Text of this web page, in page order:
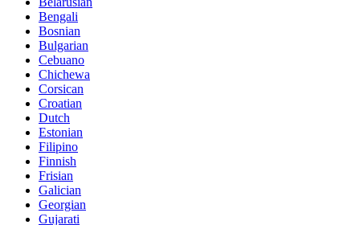
Bengali
Bosnian
Bulgarian
Cebuano
Chichewa
Corsican
Croatian
Dutch
Estonian
Filipino
Finnish
Frisian
Galician
Georgian
Gujarati